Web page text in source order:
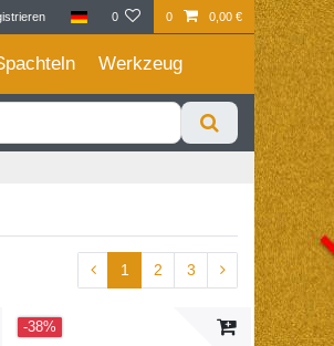
0 0 0,00 €
Shop bitte hier klicken
Werkzeug
1 2 3
-38%